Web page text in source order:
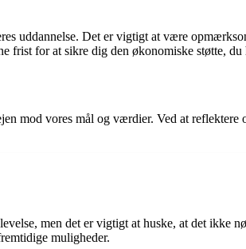
uddannelse. Det er vigtigt at være
frist for at sikre dig den økonomiske støtte, du
mod vores mål og værdier. Ved at reflektere
men det er vigtigt at huske, at det ikke
muligheder.